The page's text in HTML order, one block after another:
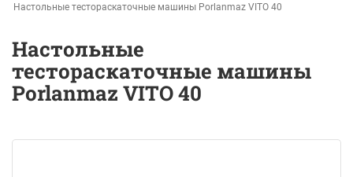
Настольные тестораскаточные машины Porlanmaz VITO 40
Настольные
тестораскаточные машины
Porlanmaz VITO 40